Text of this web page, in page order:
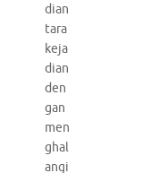
dian
tara
keja
dian
den
gan
men
ghal
angi